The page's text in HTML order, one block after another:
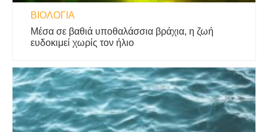
ΒΙΟΛΟΓΊΑ
Μέσα σε βαθιά υποθαλάσσια βράχια, η ζωή
ευδοκιμεί χωρίς τον ήλιο